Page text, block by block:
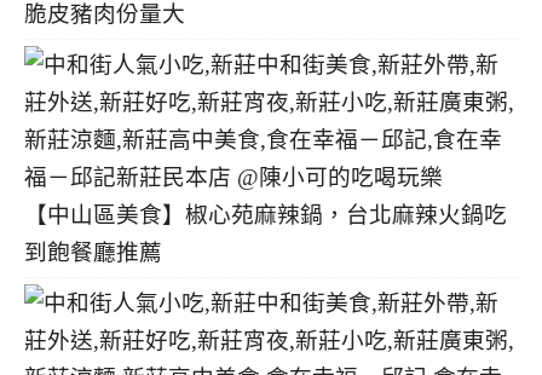
脆皮豬肉份量大
【中山區美食】椒心苑麻辣鍋，台北麻辣火鍋吃
到飽餐廳推薦